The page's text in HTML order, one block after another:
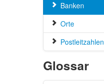
Banken
Orte
Postleitzahlen
Glossar